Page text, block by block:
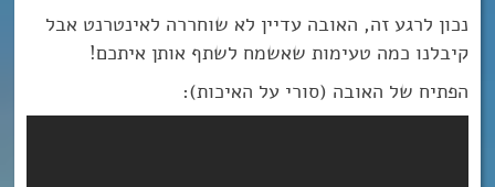
נכון לרגע זה, האובה עדיין לא שוחררה לאינטרנט אבל
קיבלנו כמה טעימות שאשמח לשתף אותן איתכם!
הפתיח של האובה (סורי על האיכות):